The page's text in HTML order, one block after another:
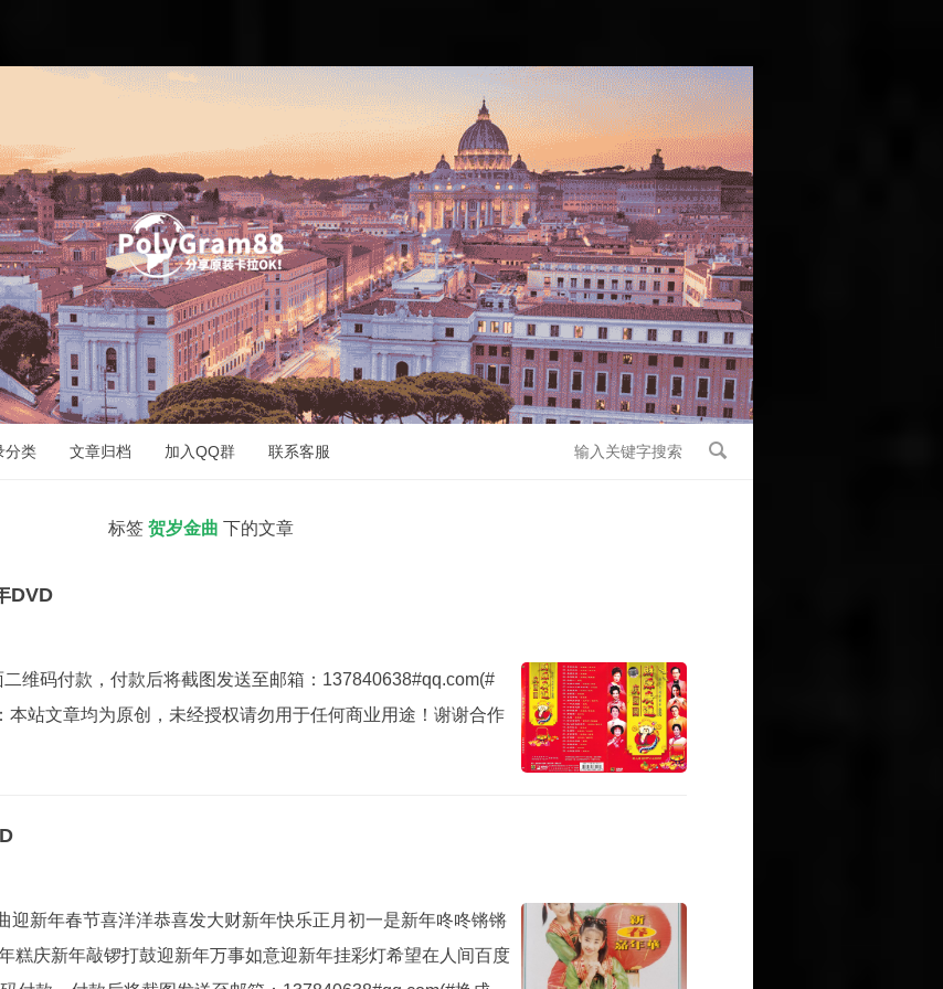
分类 文章归档 加入QQ群 联系客服
标签 贺岁金曲 下的文章
DVD
维码付款，付款后将截图发送至邮箱：137840638#qq.com(#
本站文章均为原创，未经授权请勿用于任何商业用途！谢谢合作
迎新年春节喜洋洋恭喜发大财新年快乐正月初一是新年咚咚锵锵
糕庆新年敲锣打鼓迎新年万事如意迎新年挂彩灯希望在人间百度